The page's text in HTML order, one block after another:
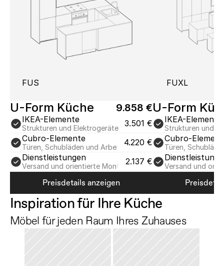
FUS
U-Form Küche 9.858 €
IKEA-Elemente
Strukturen und Elektrogeräte
3.501 €
Cubro-Elemente
Türen, Schubläden und Arbeitsplatten…
4.220 €
Dienstleistungen
Versand und orientierte Montage2.137 €
Preisdetails anzeigen
FUXL
U-Form
IKEA-Elemente
Strukturen und
Cubro-
Türen,
Versand und
Inspiration für Ihre Küche
Möbel für jeden Raum Ihres Zuhauses